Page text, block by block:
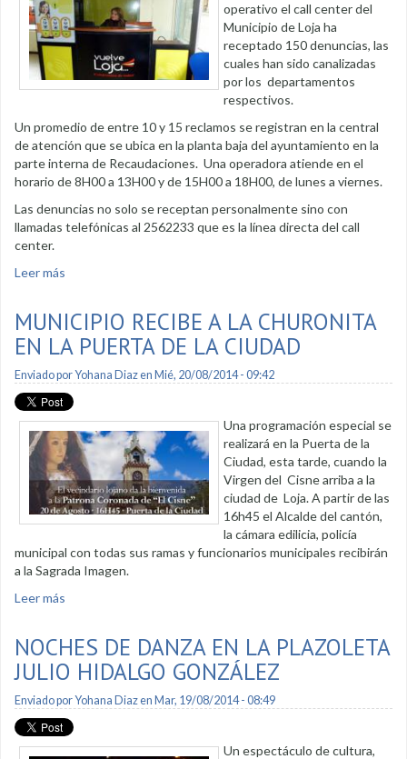
operativo el call center del
Municipio de Loja ha
receptado 150 denuncias, las
cuales han sido canalizadas
por los departamentos
respectivos.
Un promedio de entre 10 y 15 reclamos se registran en la central
de atención que se ubica en la planta baja del ayuntamiento en la
parte interna de Recaudaciones. Una operadora atiende en el
horario de 8H00 a 13H00 y de 15H00 a 18H00, de lunes a viernes.
Las denuncias no solo se receptan personalmente sino con
llamadas telefónicas al 2562233 que es la línea directa del call
center.
Leer más
MUNICIPIO RECIBE A LA CHURONITA
EN LA PUERTA DE LA CIUDAD
Enviado porYohana Diazen Mié, 20/08/2014 - 09:42
Una programación especial se
realizará en la Puerta de la
Ciudad, esta tarde, cuando la
Virgen del Cisne arriba a la
ciudad de Loja. A partir de las
16h45 el Alcalde del cantón,
la cámara edilicia, policía
municipal con todas sus ramas y funcionarios municipales recibirán
a la Sagrada Imagen.
Leer más
NOCHES DE DANZA EN LA PLAZOLETA
JULIO HIDALGO GONZÁLEZ
Enviado porYohana Diazen Mar, 19/08/2014 - 08:49
Un espectáculo de cultura,